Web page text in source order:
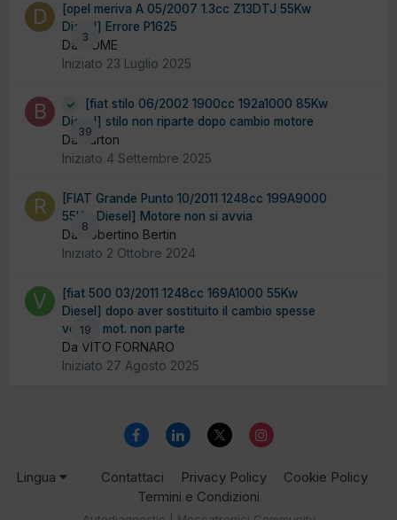
3
[opel meriva A 05/2007 1.3cc Z13DTJ 55Kw
Diesel] Errore P1625
Da DOME
Iniziato 23 Luglio 2025
39
[fiat stilo 06/2002 1900cc 192a1000 85Kw
Diesel] stilo non riparte dopo cambio motore
Da burton
Iniziato 4 Settembre 2025
8
[FIAT Grande Punto 10/2011 1248cc 199A9000
55Kw Diesel] Motore non si avvia
Da Robertino Bertin
Iniziato 2 Ottobre 2024
19
[fiat 500 03/2011 1248cc 169A1000 55Kw
Diesel] dopo aver sostituito il cambio spesse
volte il mot. non parte
Da VITO FORNARO
Iniziato 27 Agosto 2025
Lingua Contattaci Privacy Policy
Cookie Policy
Termini e Condizioni